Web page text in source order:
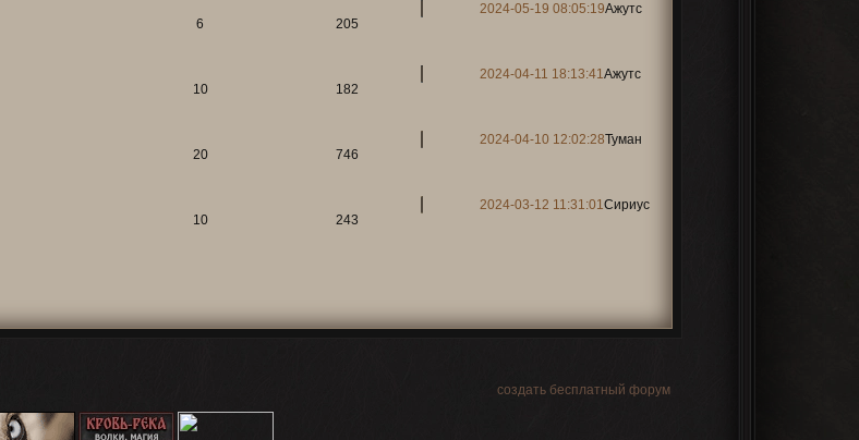
6 205
2024-05-19 08:05:19Ажутс
10 182
2024-04-11 18:13:41Ажутс
20 746
2024-04-10 12:02:28Туман
10 243
2024-03-12 11:31:01Сириус
создать бесплатный форум